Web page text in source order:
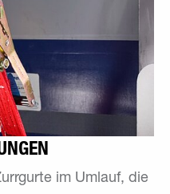
im Umlauf, die